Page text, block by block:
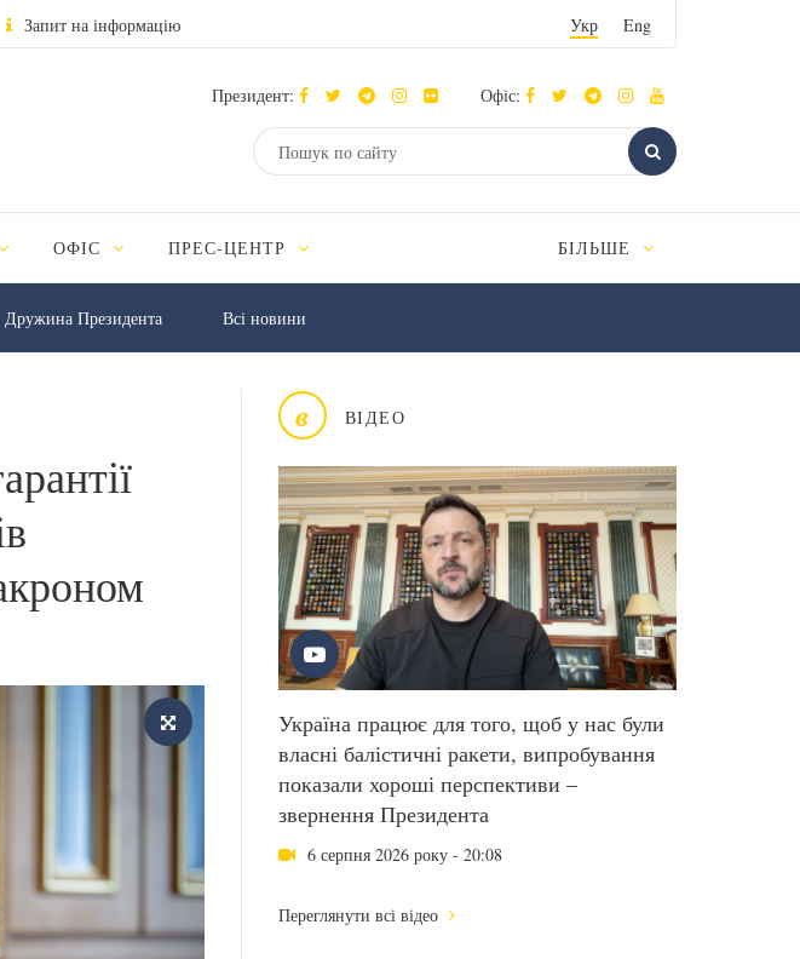
Запит на інформацію Укр Eng
Президент: Офіс:
ОФІС ПРЕС-ЦЕНТР БІЛЬШЕ
Дружина Президента Всі новини
в ВІДЕО
Україна працює для того, щоб у нас були
власні балістичні ракети, випробування
показали хороші перспективи –
звернення Президента
6 серпня 2026 року - 20:08
Переглянути всі відео